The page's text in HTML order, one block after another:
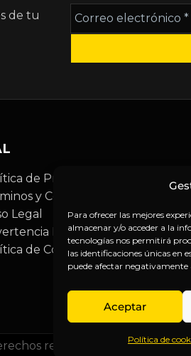
Para ofrecer las mejores
almacenar y/o acceder a la
tecnologías nos permitirá
las identificaciones únicas en
puede afectar negativamente
Aceptar
Política de
de tu
Correo
electrónico
*
de Privacidad
y Condiciones
Legal
Financiera
de Cookies
reservados.